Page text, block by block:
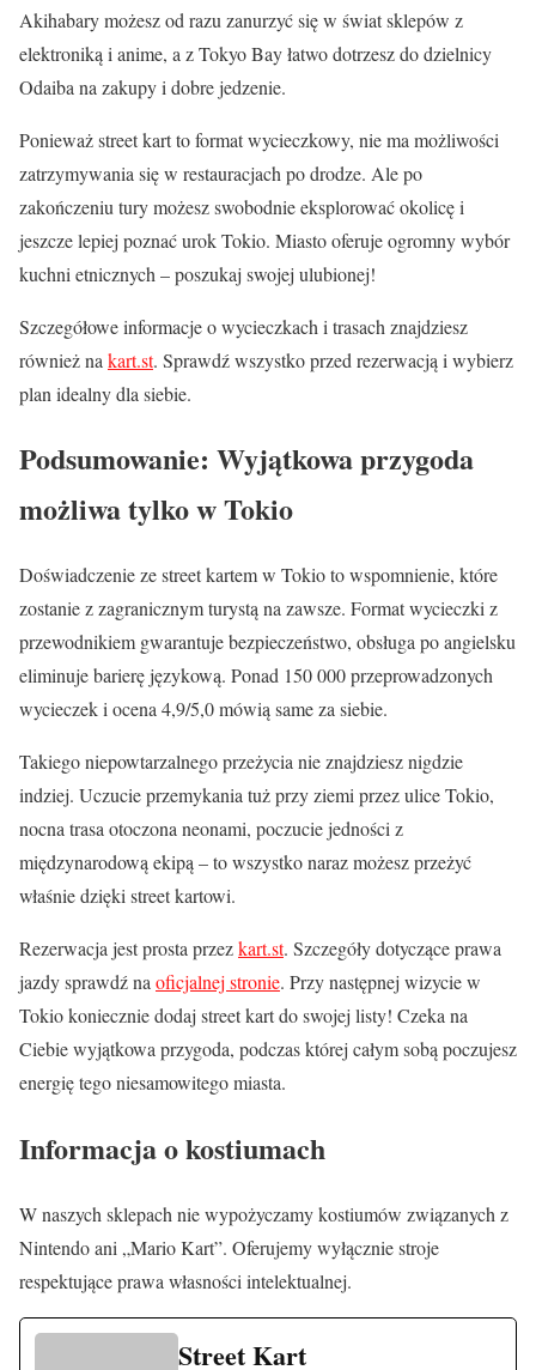
Akihabary możesz od razu zanurzyć się w świat sklepów z
elektroniką i anime, a z Tokyo Bay łatwo dotrzesz do dzielnicy
Odaiba na zakupy i dobre jedzenie.
Ponieważ street kart to format wycieczkowy, nie ma możliwości
zatrzymywania się w restauracjach po drodze. Ale po
zakończeniu tury możesz swobodnie eksplorować okolicę i
jeszcze lepiej poznać urok Tokio. Miasto oferuje ogromny wybór
kuchni etnicznych – poszukaj swojej ulubionej!
Szczegółowe informacje o wycieczkach i trasach znajdziesz
również na kart.st. Sprawdź wszystko przed rezerwacją i wybierz
plan idealny dla siebie.
Podsumowanie: Wyjątkowa przygoda
możliwa tylko w Tokio
Doświadczenie ze street kartem w Tokio to wspomnienie, które
zostanie z zagranicznym turystą na zawsze. Format wycieczki z
przewodnikiem gwarantuje bezpieczeństwo, obsługa po angielsku
eliminuje barierę językową. Ponad 150 000 przeprowadzonych
wycieczek i ocena 4,9/5,0 mówią same za siebie.
Takiego niepowtarzalnego przeżycia nie znajdziesz nigdzie
indziej. Uczucie przemykania tuż przy ziemi przez ulice Tokio,
nocna trasa otoczona neonami, poczucie jedności z
międzynarodową ekipą – to wszystko naraz możesz przeżyć
właśnie dzięki street kartowi.
Rezerwacja jest prosta przezkart.st. Szczegóły dotyczące prawa
jazdy sprawdź naoficjalnej stronie. Przy następnej wizycie w
Tokio koniecznie dodaj street kart do swojej listy! Czeka na
Ciebie wyjątkowa przygoda, podczas której całym sobą poczujesz
energię tego niesamowitego miasta.
Informacja o kostiumach
W naszych sklepach nie wypożyczamy kostiumów związanych z
Nintendo ani „Mario Kart”. Oferujemy wyłącznie stroje
respektujące prawa własności intelektualnej.
Street Kart